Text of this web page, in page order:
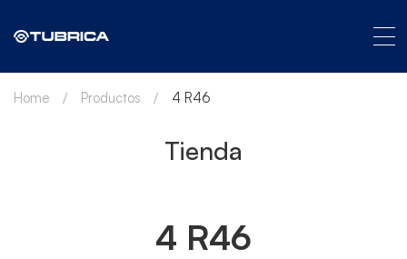
Tienda
Home Productos 4 R46
4 R46